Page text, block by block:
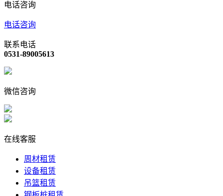
电话咨询
电话咨询
联系电话
0531-89005613
微信咨询
在线客服
周材租赁
设备租赁
吊篮租赁